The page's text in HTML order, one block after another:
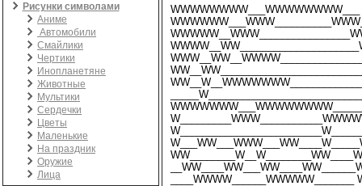
Рисунки символами
Аниме
Автомобили
Смайлики
Чертики
Инопланетяне
Животные
Мультики
Сердечки
Цветы
Маленькие
На праздник
Оружие
Лица
____WWWW______WWWWW_______